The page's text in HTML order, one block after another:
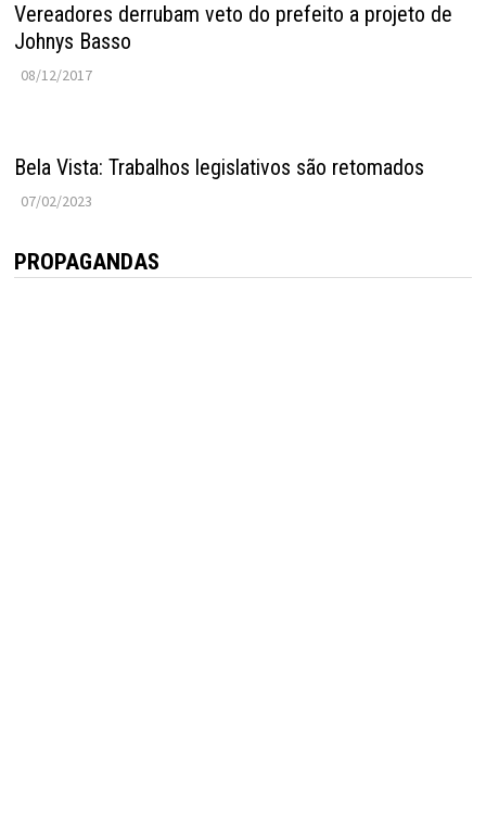
Vereadores derrubam veto do prefeito a projeto de
Johnys Basso
08/12/2017
Bela Vista: Trabalhos legislativos são retomados
07/02/2023
PROPAGANDAS